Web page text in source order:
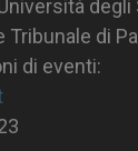
degli
di
di eventi: